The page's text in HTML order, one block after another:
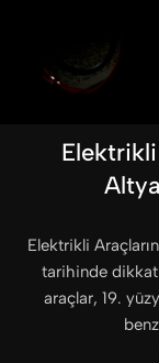
Elektrikli
tarihinde
araçlar, 19.